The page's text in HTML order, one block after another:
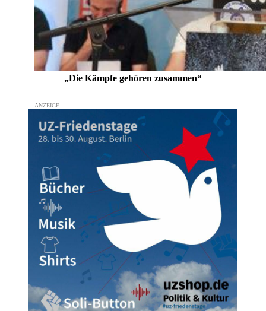
„Die Kämpfe gehören zusammen“